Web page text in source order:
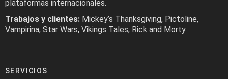
plataformas internacionales.
Trabajos y clientes: Mickey’s Thanksgiving, Pictoline,
Vampirina, Star Wars, Vikings Tales, Rick and Morty
SERVICIOS